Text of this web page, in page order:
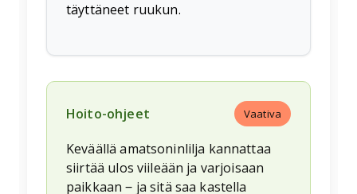
täyttäneet ruukun.
Hoito-ohjeet Vaativa
Keväällä amatsoninlilja kannattaa
siirtää ulos viileään ja varjoisaan
paikkaan ‒ ja sitä saa kastella